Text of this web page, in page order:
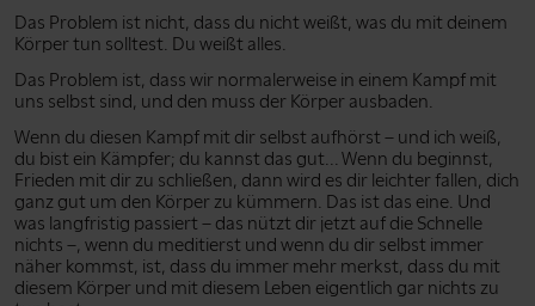
Das Problem ist nicht, dass du nicht weißt, was du mit deinem
Körper tun solltest. Du weißt alles.
Das Problem ist, dass wir normalerweise in einem Kampf mit
uns selbst sind, und den muss der Körper ausbaden.
Wenn du diesen Kampf mit dir selbst aufhörst – und ich weiß,
du bist ein Kämpfer; du kannst das gut... Wenn du beginnst,
Frieden mit dir zu schließen, dann wird es dir leichter fallen, dich
ganz gut um den Körper zu kümmern. Das ist das eine. Und
was langfristig passiert – das nützt dir jetzt auf die Schnelle
nichts –, wenn du meditierst und wenn du dir selbst immer
näher kommst, ist, dass du immer mehr merkst, dass du mit
diesem Körper und mit diesem Leben eigentlich gar nichts zu